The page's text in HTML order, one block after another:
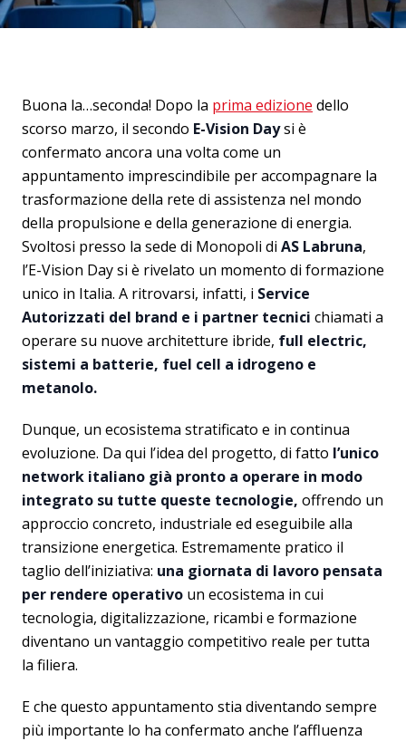
Buona la…seconda! Dopo la prima edizione dello
scorso marzo, il secondo E-Vision Daysi è
confermato ancora una volta come un
appuntamento imprescindibile per accompagnare la
trasformazione della rete di assistenza nel mondo
della propulsione e della generazione di energia.
Svoltosi presso la sede di Monopoli di AS Labruna,
l’E-Vision Day si è rivelato un momento di formazione
unico in Italia. A ritrovarsi, infatti, i Service
Autorizzati del brand e i partner tecnici chiamati a
operare su nuove architetture ibride, full electric,
sistemi a batterie, fuel cell a idrogeno e
metanolo.
Dunque, un ecosistema stratificato e in continua
evoluzione. Da qui l’idea del progetto, di fatto l’unico
network italiano già pronto a operare in modo
integrato su tutte queste tecnologie, offrendo un
approccio concreto, industriale ed eseguibile alla
transizione energetica. Estremamente pratico il
taglio dell’iniziativa: una giornata di lavoro pensata
per rendere operativo un ecosistema in cui
tecnologia, digitalizzazione, ricambi e formazione
diventano un vantaggio competitivo reale per tutta
la filiera.
E che questo appuntamento stia diventando sempre
più importante lo ha confermato anche l’affluenza